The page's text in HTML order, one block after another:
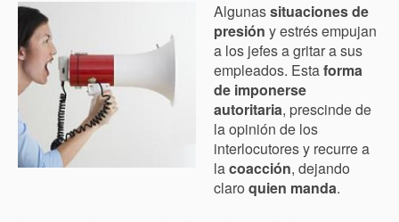
Algunassituaciones de
presión y estrés empujan
a los jefes a gritar a sus
empleados. Estaforma
de imponerse
autoritaria, prescinde de
la opinión de los
interlocutores y recurre a
lacoacción, dejando
claro quien manda.